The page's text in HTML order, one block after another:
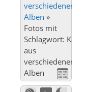
verschiedenen
Alben »
Fotos mit
Schlagwort:
aus
verschiedenen
Alben